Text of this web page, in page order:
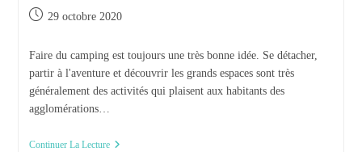
Publication
29 octobre 2020
Faire du camping est toujours une très bonne idée. Se détacher,
partir à l'aventure et découvrir les grands espaces sont très
généralement des activités qui plaisent aux habitants des
agglomérations…
Continuer La LectureProtégez-